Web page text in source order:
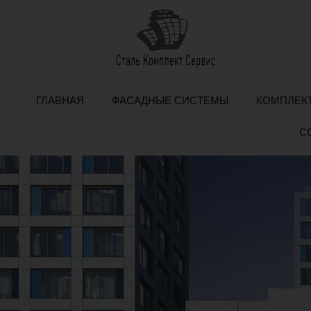
ГЛАВНАЯ ФАСАДНЫЕ СИСТЕМЫ